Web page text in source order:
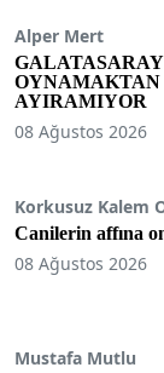
Alper Mert
AYIRAMIYOR
08 Ağustos 2026
Korkusuz Kalem
Canilerin affına
08 Ağustos 2026
Mustafa Mutlu